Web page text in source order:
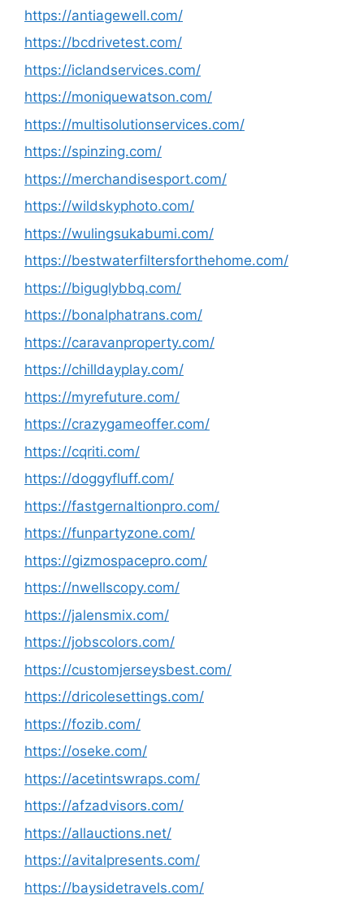
https://antiagewell.com/
https://bcdrivetest.com/
https://iclandservices.com/
https://moniquewatson.com/
https://multisolutionservices.com/
https://spinzing.com/
https://merchandisesport.com/
https://wildskyphoto.com/
https://wulingsukabumi.com/
https://bestwaterfiltersforthehome.com/
https://biguglybbq.com/
https://bonalphatrans.com/
https://caravanproperty.com/
https://chilldayplay.com/
https://myrefuture.com/
https://crazygameoffer.com/
https://cqriti.com/
https://doggyfluff.com/
https://fastgernaltionpro.com/
https://funpartyzone.com/
https://gizmospacepro.com/
https://nwellscopy.com/
https://jalensmix.com/
https://jobscolors.com/
https://customjerseysbest.com/
https://dricolesettings.com/
https://fozib.com/
https://oseke.com/
https://acetintswraps.com/
https://afzadvisors.com/
https://allauctions.net/
https://avitalpresents.com/
https://baysidetravels.com/